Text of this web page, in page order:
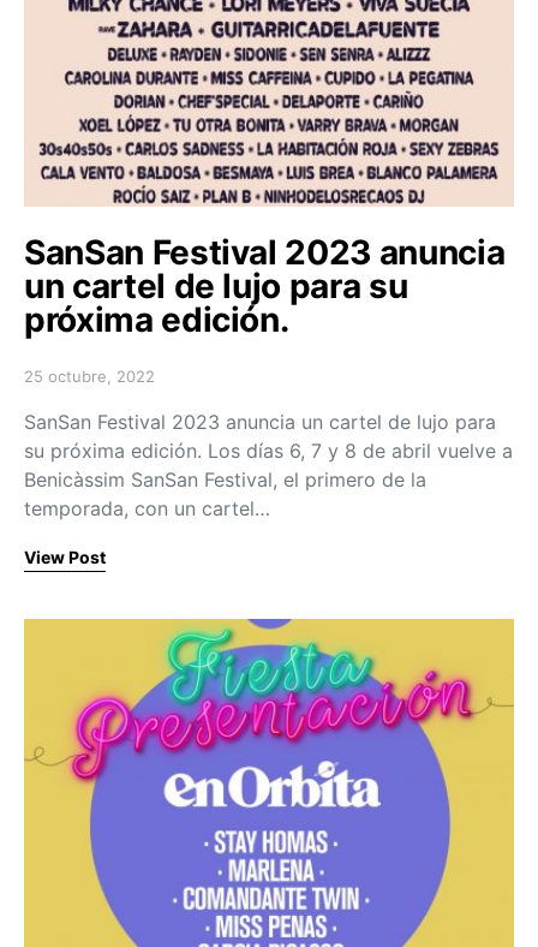
SanSan Festival 2023 anuncia
un cartel de lujo para su
próxima edición.
Posted on
25 octubre, 2022
SanSan Festival 2023 anuncia un cartel de lujo para
su próxima edición. Los días 6, 7 y 8 de abril vuelve a
Benicàssim SanSan Festival, el primero de la
temporada, con un cartel…
View Post